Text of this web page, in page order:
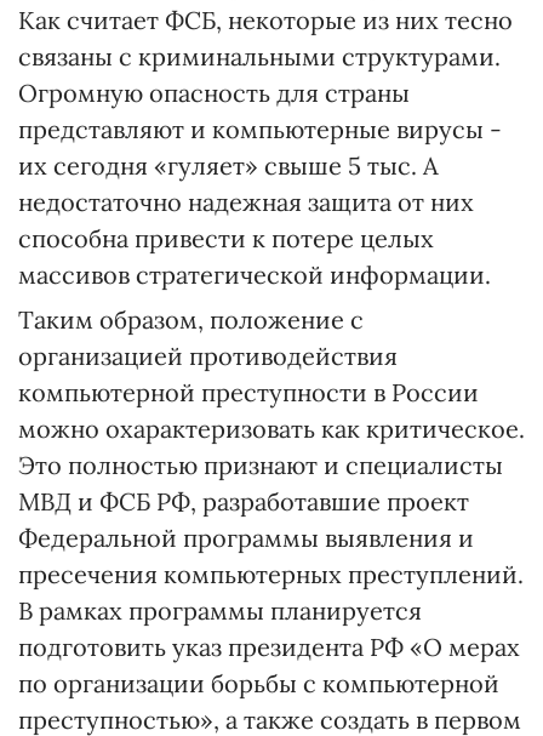
Как считает ФСБ, некоторые из них тесно
связаны с криминальными структурами.
Огромную опасность для страны
представляют и компьютерные вирусы -
их сегодня «гуляет» свыше 5 тыс. А
недостаточно надежная защита от них
способна привести к потере целых
массивов стратегической информации.
Таким образом, положение с
организацией противодействия
компьютерной преступности в России
можно охарактеризовать как критическое.
Это полностью признают и специалисты
МВД и ФСБ РФ, разработавшие проект
Федеральной программы выявления и
пресечения компьютерных преступлений.
В рамках программы планируется
подготовить указ президента РФ «О мерах
по организации борьбы с компьютерной
преступностью», а также создать в первом